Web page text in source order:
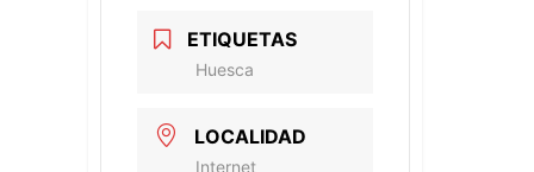
ETIQUETAS
Huesca
LOCALIDAD
Internet